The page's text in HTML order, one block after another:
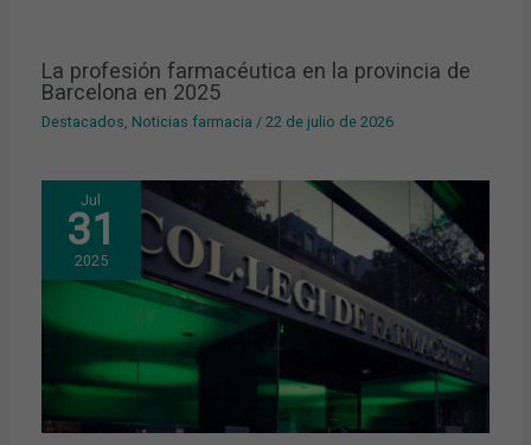
La profesión farmacéutica en la provincia de
Barcelona en 2025
Destacados Noticias farmacia /22 de julio de 2026
Jul
31
2025